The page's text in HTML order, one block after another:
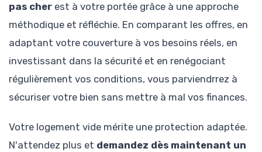
pas cher est à votre portée grâce à une approche
méthodique et réfléchie. En comparant les offres, en
adaptant votre couverture à vos besoins réels, en
investissant dans la sécurité et en renégociant
régulièrement vos conditions, vous parviendrrez à
sécuriser votre bien sans mettre à mal vos finances.
Votre logement vide mérite une protection adaptée.
N'attendez plus et demandez dès maintenant un